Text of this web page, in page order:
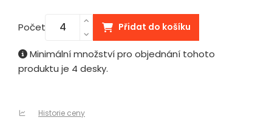
Počet Přidat do košíku
Minimální množství pro objednání tohoto
produktu je 4 desky.
Historie ceny